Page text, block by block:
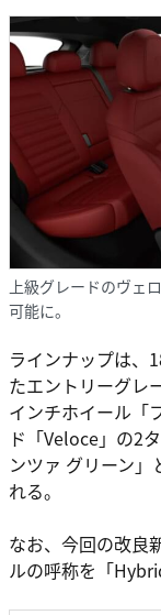
上級グレードのヴェ
可能に。
ラインナップは、
たエントリーグレ
インチホイール「
ド「Veloce」の2
ンツァ グリーン
れる。
なお、今回の改良
ルの呼称を「